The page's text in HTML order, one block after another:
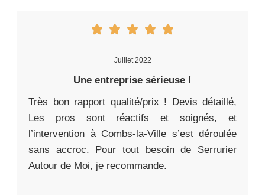
Juillet 2022
Une entreprise sérieuse !
Très bon rapport qualité/prix ! Devis détaillé,
Les pros sont réactifs et soignés, et
l’intervention à Combs-la-Ville s’est déroulée
sans accroc. Pour tout besoin de Serrurier
Autour de Moi, je recommande.